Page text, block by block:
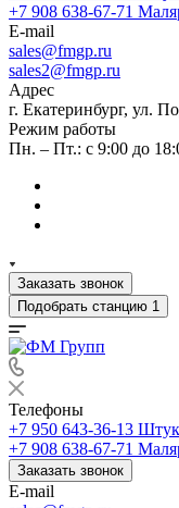
+7 908 638-67-71
E-mail
sales@fmgp.ru
sales2@fmgp.ru
Адрес
г. Екатеринбург, ул.
Режим работы
Пн. – Пт.: с 9:00 до
Заказать звонок
Подобрать станцию 1
Телефоны
+7 950 643-36-13
+7 908 638-67-71
Заказать звонок
E-mail